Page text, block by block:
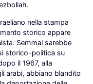
nella stampa
storico appare
Semmai sarebbe
storico-politica su
il 1967, alla
arabi, abbiano blandito